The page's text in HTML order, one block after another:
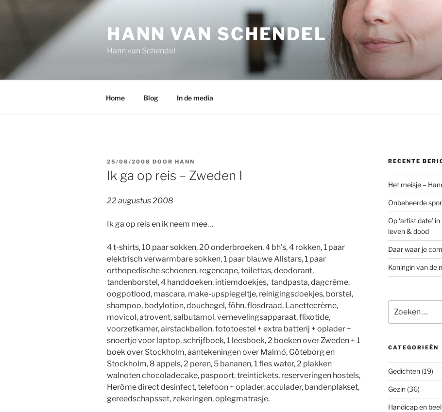
HANN VAN SCHENDEL
Hann van Schendel
Home Blog In de media
GEPLAATST
OP
25/08/2008 DOOR HANN
Ik ga op reis – Zweden I
22 augustus 2008
Ik ga op reis en ik neem mee…
4 t-shirts, 10 paar sokken, 20 onderbroeken, 4 bh’s, 4 rokken, 1 paar
elektrisch verwarmbare sokken, 1 paar blauwe Allstars, 1 paar
orthopedische schoenen, regencape, toilettas, deodorant,
tandenborstel, 4 handdoeken, intiemdoekjes, tandpasta, dagcrème,
oogpotlood, mascara, make-upspiegeltje, reinigingsdoekjes, borstel,
shampoo, bodylotion, douchegel, föhn, flosdraad, Lanettecrème,
movicol, atrovent, salbutamol, vernevelingsapparaat, flixotide,
voorzetkamer, airstackballon, fototoestel + extra batterij + oplader +
snoertje voor laptop, schrijfboek, 1 leesboek, 2 boeken over Zweden + 1
boek over Stockholm, aantekeningen over Malmö, Göteborg en
Stockholm, 8 appels, 2 peren, 5 bananen, 1 fles water, 2 plakken
walnoten chocoladecake, paspoort, treintickets, reserveringen hostels,
Herôme direct desinfect, telefoon + oplader, acculader, bandenplakset,
gereedschapsset, zekeringen, oplegmatrasje.
RECENTE
Het meisje –
Onbeheerde
Op ‘artist date’
leven & dood
Daar waar je
Koningin van de
naar:
CATEGORIEËN
Gedichten(19)
Gezin(36)
Handicap en